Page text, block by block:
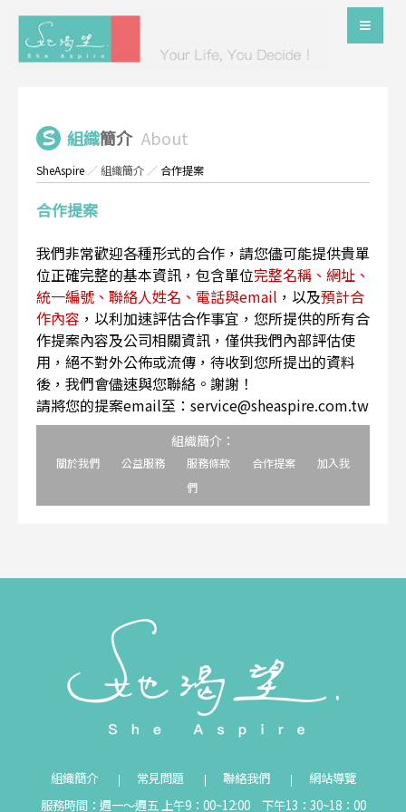
組織簡介 About
SheAspire ／組織簡介 ／ 合作提案
合作提案
我們非常歡迎各種形式的合作，請您儘可能提供貴單
位正確完整的基本資訊，包含單位完整名稱、網址、
統一編號、聯絡人姓名、電話與email ，以及預計合
作內容 ，以利加速評估合作事宜，您所提供的所有合
作提案內容及公司相關資訊，僅供我們內部評估使
用，絕不對外公佈或流傳，待收到您所提出的資料
後，我們會儘速與您聯絡。謝謝！
請將您的提案email至：service@sheaspire.com.tw
組織簡介：
關於我們 公益服務 服務條款 合作提案
加入我
們
組織簡介 常見問題 聯絡我們
網站導覽
服務時間：週一～週五 上午9：00~12:00 下午13：30~18：00